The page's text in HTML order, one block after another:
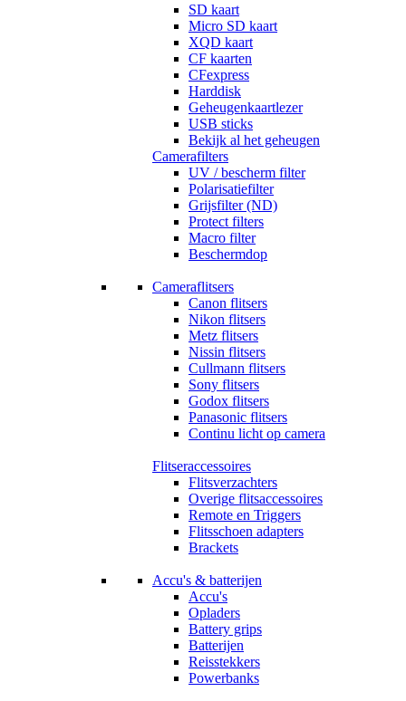
SD kaart
Micro SD kaart
XQD kaart
CF kaarten
CFexpress
Harddisk
Geheugenkaartlezer
USB sticks
Bekijk al het geheugen
Camerafilters
UV / bescherm filter
Polarisatiefilter
Grijsfilter (ND)
Protect filters
Macro filter
Beschermdop
Cameraflitsers
Canon flitsers
Nikon flitsers
Metz flitsers
Nissin flitsers
Cullmann flitsers
Sony flitsers
Godox flitsers
Panasonic flitsers
Continu licht op camera
Flitseraccessoires
Flitsverzachters
Overige flitsaccessoires
Remote en Triggers
Flitsschoen adapters
Brackets
Accu's & batterijen
Accu's
Opladers
Battery grips
Batterijen
Reisstekkers
Powerbanks